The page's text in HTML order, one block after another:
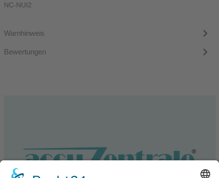
NC-NUI2
Warnhinweis
Bewertungen